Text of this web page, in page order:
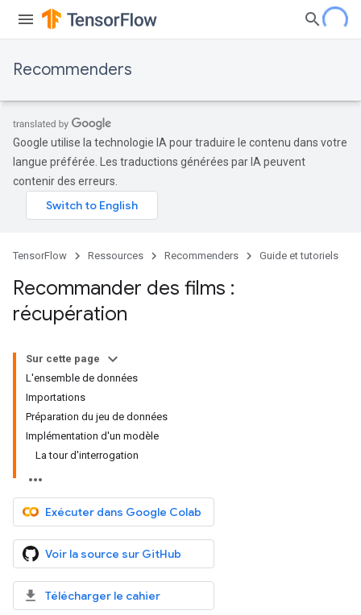
Recommenders
Google utilise la technologie IA pour traduire le contenu dans votre
langue préférée. Les traductions générées par IA peuvent
contenir des erreurs.
TensorFlow Ressources Recommenders Guide et tutoriels
Recommander des films :
récupération
Sur cette page
L'ensemble de données
Importations
Préparation du jeu de données
Implémentation d'un modèle
La tour d'interrogation
Exécuter dans Google Colab
Voir la source sur GitHub
Télécharger le cahier